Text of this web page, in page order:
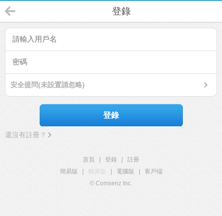
登錄
安全提問(未設置請忽略)
登錄
還沒有註冊？
首頁 登錄
註冊
簡易版
觸屏版 電腦版
客戶端
© Comsenz Inc.